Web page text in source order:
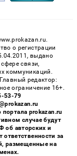
о регистрации
выдано
связи,
коммуникаций.
редактор:
ограничение 16+.
53-79
prokazan.ru
случае будут
об авторских и
за
размещенные на